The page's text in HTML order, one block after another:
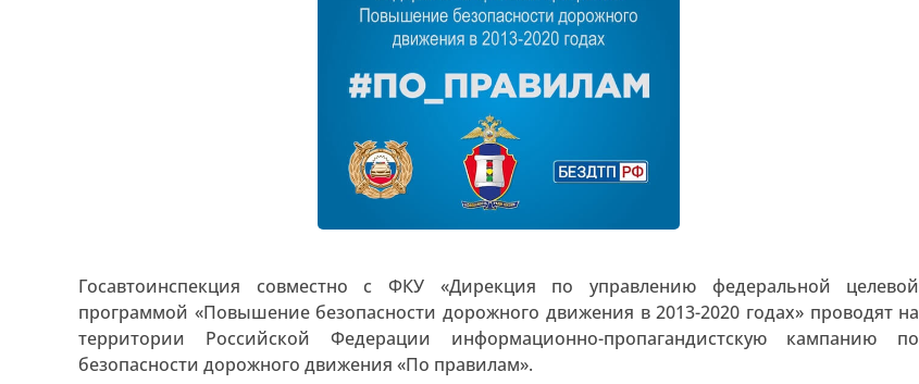
Госавтоинспекция совместно с ФКУ «Дирекция по управлению федеральной целевой
программой «Повышение безопасности дорожного движения в 2013-2020 годах» проводят на
территории Российской Федерации информационно-пропагандистскую кампанию по
безопасности дорожного движения «По правилам».